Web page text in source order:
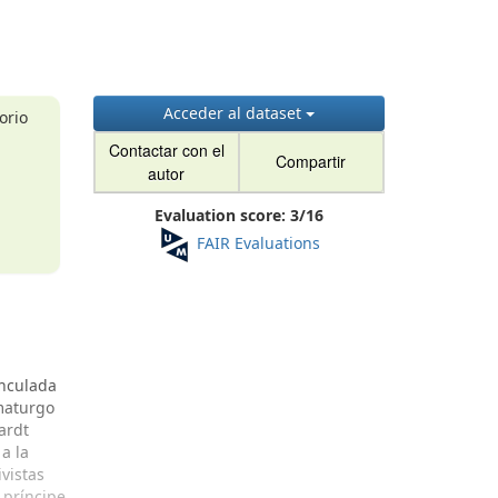
Acceder al dataset
Contactar con el
autor
Compartir
Evaluation score: 3/16
FAIR Evaluations
la